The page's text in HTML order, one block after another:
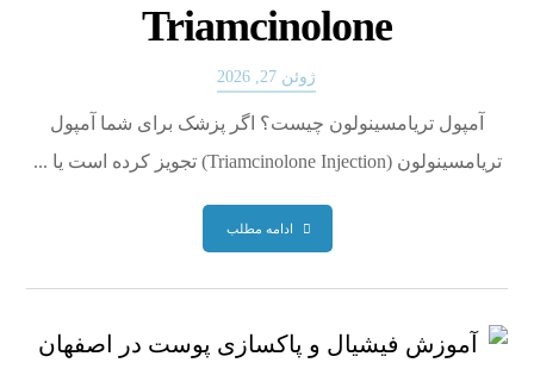
Triamcinolone
ژوئن 27, 2026
آمپول تریامسینولون چیست؟ اگر پزشک برای شما آمپول
تریامسینولون (Triamcinolone Injection) تجویز کرده است یا ...
ادامه مطلب